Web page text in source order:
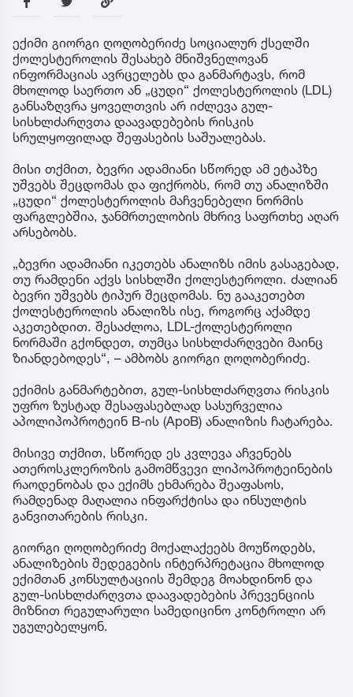
ექიმი გიორგი ღოღობერიძე სოციალურ ქსელში
ქოლესტეროლის შესახებ მნიშვნელოვან
ინფორმაციას ავრცელებს და განმარტავს, რომ
მხოლოდ საერთო ან „ცუდი“ ქოლესტეროლის (LDL)
განსაზღვრა ყოველთვის არ იძლევა გულ-
სისხლძარღვთა დაავადებების რისკის
სრულყოფილად შეფასების საშუალებას.
მისი თქმით, ბევრი ადამიანი სწორედ ამ ეტაპზე
უშვებს შეცდომას და ფიქრობს, რომ თუ ანალიზში
„ცუდი“ ქოლესტეროლის მაჩვენებელი ნორმის
ფარგლებშია, ჯანმრთელობის მხრივ საფრთხე აღარ
არსებობს.
„ბევრი ადამიანი იკეთებს ანალიზს იმის გასაგებად,
თუ რამდენი აქვს სისხლში ქოლესტეროლი. ძალიან
ბევრი უშვებს ტიპურ შეცდომას. ნუ გააკეთებთ
ქოლესტეროლის ანალიზს ისე, როგორც აქამდე
აკეთებდით. შესაძლოა, LDL-ქოლესტეროლი
ნორმაში გქონდეთ, თუმცა სისხლძარღვები მაინც
ზიანდებოდეს“, – ამბობს გიორგი ღოღობერიძე.
ექიმის განმარტებით, გულ-სისხლძარღვთა რისკის
უფრო ზუსტად შესაფასებლად სასურველია
აპოლიპოპროტეინ B-ის (ApoB) ანალიზის ჩატარება.
მისივე თქმით, სწორედ ეს კვლევა აჩვენებს
ათეროსკლეროზის გამომწვევი ლიპოპროტეინების
რაოდენობას და ექიმს ეხმარება შეაფასოს,
რამდენად მაღალია ინფარქტისა და ინსულტის
განვითარების რისკი.
გიორგი ღოღობერიძე მოქალაქეებს მოუწოდებს,
ანალიზების შედეგების ინტერპრეტაცია მხოლოდ
ექიმთან კონსულტაციის შემდეგ მოახდინონ და
გულ-სისხლძარღვთა დაავადებების პრევენციის
მიზნით რეგულარული სამედიცინო კონტროლი არ
უგულებელყონ.